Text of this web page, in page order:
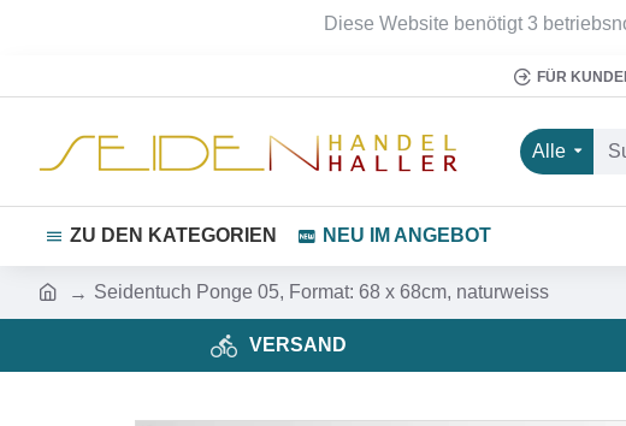
Diese Website benötigt 3
FÜR
Alle
ZU DEN KATEGORIEN NEU IM ANGEBOT
Seidentuch Ponge 05, Format: 68 x 68cm, naturweiss
VERSAND